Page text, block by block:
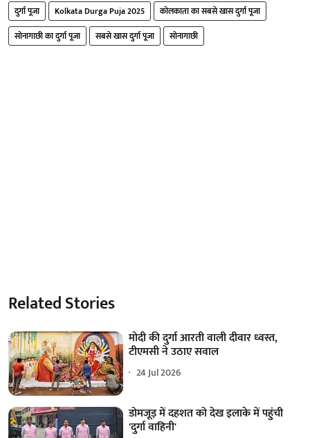
दुर्गा पूजा Kolkata Durga Puja 2025
कोलकाता का सबसे खास दुर्गा पूजा
सोनागाछी का दुर्गा पूजा
सबसे खास दुर्गा पूजा सोनागाछी
Related Stories
मोदी की दुर्गा आरती वाली दीवार ध्वस्त,
टीएमसी ने उठाए सवाल
24 Jul 2026
डोमजूड़ में दहशत को देख इलाके में पहुंची
'दुर्गा वाहिनी'